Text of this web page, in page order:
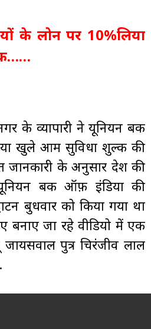
के लोन पर 10%लिया
के व्यापारी ने यूनियन बैंक
खुले आम सुविधा शुल्क की
जानकारी के अनुसार देश की
बैंक ऑफ़ इंडिया की
बुधवार को किया गया था
बनाए जा रहे वीडियो में एक
जायसवाल पुत्र चिरंजीव लाल